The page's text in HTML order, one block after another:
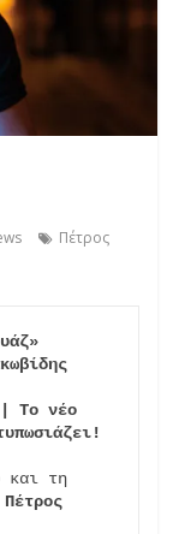
Πέτρος
| Το νέο
και τη
Πέτρος